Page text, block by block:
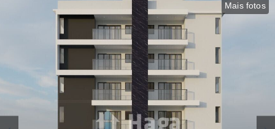
Mais fotos